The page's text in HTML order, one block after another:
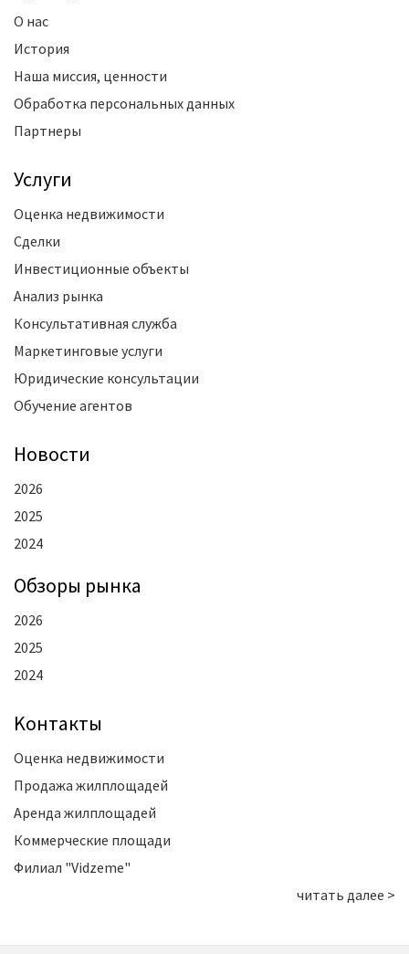
О нас
История
Наша миссия, ценности
Обработка персональных данных
Партнеры
Услуги
Оценка недвижимости
Сделки
Инвестиционные объекты
Анализ рынка
Консультативная служба
Маркетинговые услуги
Юридические консультации
Обучение агентов
Новости
2026
2025
2024
Oбзоры рынка
2026
2025
2024
Kонтакты
Оценка недвижимости
Продажа жилплощадей
Аренда жилплощадей
Коммерческие площади
Филиал "Vidzeme"
читать далее >